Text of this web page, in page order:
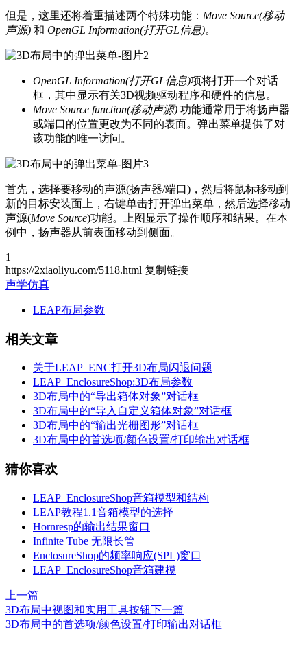
但是，这里还将着重描述两个特殊功能： Move Source(移动
声源) 和 OpenGL Information(打开GL信息)。
OpenGL Information(打开GL信息)项将打开一个对话
框，其中显示有关3D视频驱动程序和硬件的信息。
Move Source function(移动声源) 功能通常用于将扬声器
或端口的位置更改为不同的表面。弹出菜单提供了对
该功能的唯一访问。
首先，选择要移动的声源(扬声器/端口)，然后将鼠标移动到
新的目标安装面上，右键单击打开弹出菜单，然后选择移动
声源(Move Source)功能。上图显示了操作顺序和结果。在本
例中，扬声器从前表面移动到侧面。
1
https://2xiaoliyu.com/5118.html 复制链接
声学仿真
LEAP布局参数
相关文章
关于LEAP_ENC打开3D布局闪退问题
LEAP_EnclosureShop:3D布局参数
3D布局中的“导出箱体对象”对话框
3D布局中的“导入自定义箱体对象”对话框
3D布局中的“输出光栅图形”对话框
3D布局中的首选项/颜色设置/打印输出对话框
猜你喜欢
LEAP_EnclosureShop音箱模型和结构
LEAP教程1.1音箱模型的选择
Hornresp的输出结果窗口
Infinite Tube 无限长管
EnclosureShop的频率响应(SPL)窗口
LEAP_EnclosureShop音箱建模
上一篇
3D布局中视图和实用工具按钮下一篇
3D布局中的首选项/颜色设置/打印输出对话框